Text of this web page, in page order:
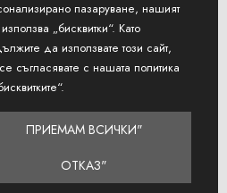
РАБОТНО ВРЕМЕ
Понеделник - Петък: 9AM -
Събота: 9AM - 13PM
Неделя: Затворено
пазаруване, нашият
„бисквитки“. Като
да използвате този сайт,
съгласявате с нашата политика
ПРИЕМАМ ВСИЧКИ"
ОТКАЗ"